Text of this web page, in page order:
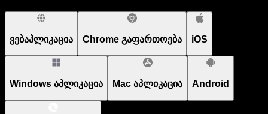
ვებაპლიკაცია Chrome გაფართოება iOS
Windows აპლიკაცია Mac აპლიკაცია Android